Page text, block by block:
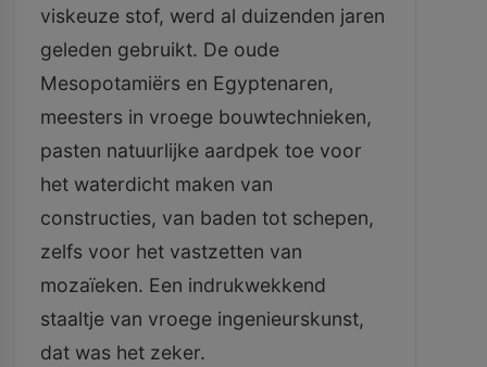
viskeuze stof, werd al duizenden jaren
geleden gebruikt. De oude
Mesopotamiërs en Egyptenaren,
meesters in vroege bouwtechnieken,
pasten natuurlijke aardpek toe voor
het waterdicht maken van
constructies, van baden tot schepen,
zelfs voor het vastzetten van
mozaïeken. Een indrukwekkend
staaltje van vroege ingenieurskunst,
dat was het zeker.